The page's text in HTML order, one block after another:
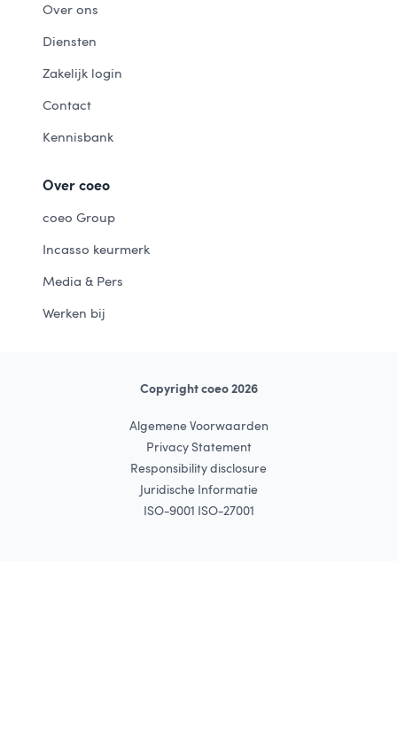
Over ons
Diensten
Zakelijk login
Contact
Kennisbank
Over coeo
coeo Group
Incasso keurmerk
Media & Pers
Werken bij
Copyright coeo 2026
Algemene Voorwaarden
Privacy Statement
Responsibility disclosure
Juridische Informatie
ISO-9001 ISO-27001